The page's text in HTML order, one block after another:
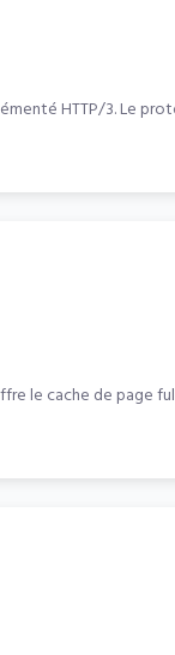
HTTP/3. Le
le cache de